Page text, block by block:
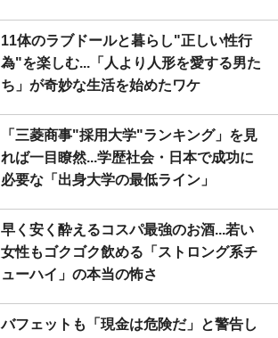
11体のラブドールと暮らし"正しい性行
為"を楽しむ...「人より人形を愛する男た
ち」が奇妙な生活を始めたワケ
「三菱商事"採用大学"ランキング」を見
れば一目瞭然...学歴社会・日本で成功に
必要な「出身大学の最低ライン」
早く安く酔えるコスパ最強のお酒...若い
女性もゴクゴク飲める「ストロング系チ
ューハイ」の本当の怖さ
バフェットも「現金は危険だ」と警告し